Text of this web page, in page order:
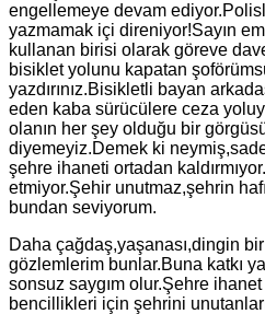
engellemeye devam
yazmamak içi direniyor!Sayın
kullanan birisi olarak göreve
bisiklet yolunu kapatan
yazdırınız.Bisikletli bayan
eden kaba sürücülere ceza
olanın her şey olduğu bir
diyemeyiz.Demek ki
şehre ihaneti ortadan
etmiyor.Şehir unutmaz,şehrin
bundan seviyorum.
Daha çağdaş,yaşanası,dingin
gözlemlerim bunlar.Buna katkı
sonsuz saygım olur.Şehre
bencillikleri için şehrini